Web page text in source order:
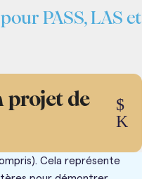
PASS, LAS et
projet de
$
K
Cela représente